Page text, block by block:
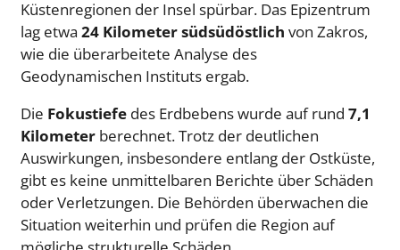
Küstenregionen der Insel spürbar. Das Epizentrum
lag etwa 24 Kilometer südsüdöstlich von Zakros,
wie die überarbeitete Analyse des
Geodynamischen Instituts ergab.
Die Fokustiefe des Erdbebens wurde auf rund 7,1
Kilometer berechnet. Trotz der deutlichen
Auswirkungen, insbesondere entlang der Ostküste,
gibt es keine unmittelbaren Berichte über Schäden
oder Verletzungen. Die Behörden überwachen die
Situation weiterhin und prüfen die Region auf